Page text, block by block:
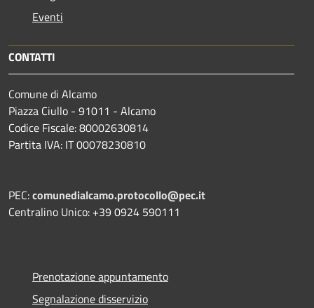
Eventi
CONTATTI
Comune di Alcamo
Piazza Ciullo - 91011 - Alcamo
Codice Fiscale: 80002630814
Partita IVA: IT 00078230810
PEC:comunedialcamo.protocollo@pec.it
Centralino Unico: +39 0924 590111
Prenotazione appuntamento
Segnalazione disservizio